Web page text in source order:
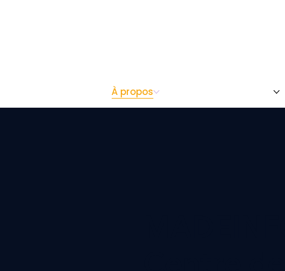
À propos Toutes les formations